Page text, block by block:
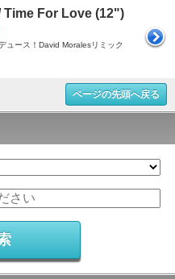
Time For Love (12")
ュース！David Moralesリミック
ページの先頭へ戻る